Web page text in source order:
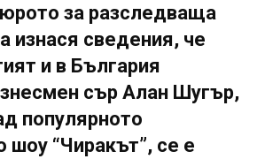
за разследваща
изнася сведения, че
и в България
сър Алан Шугър,
популярното
шоу “Чиракът”, се е